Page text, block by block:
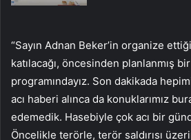
“Sayın Adnan Beker’in organize
katılacağı, öncesinden planlanmış
programındayız. Son dakikada
acı haberi alınca da konuklarımız
edemedik. Hasebiyle çok acı bir
Öncelikle terörle, terör saldırısı